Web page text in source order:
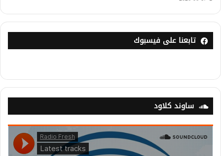
تابعنا على فيسبوك
ساوند كلاود